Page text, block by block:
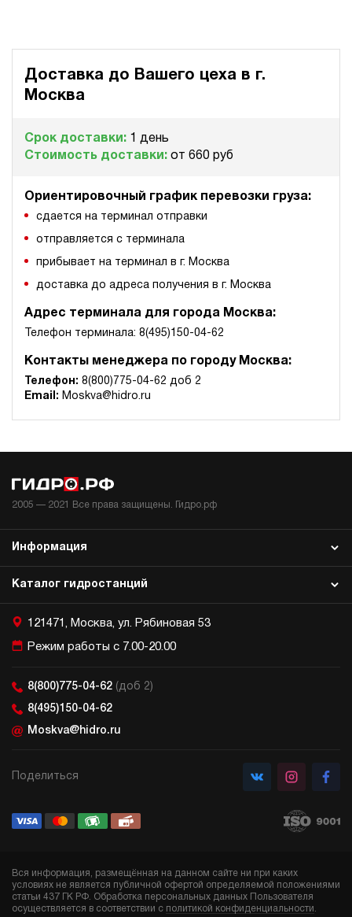
Доставка до Вашего цеха в г.
Москва
Срок доставки: 1 день
Стоимость доставки: от 660 руб
Ориентировочный график перевозки груза:
сдается на терминал отправки
отправляется с терминала
прибывает на терминал в г. Москва
доставка до адреса получения в г. Москва
Адрес терминала для города Москва:
Телефон терминала: 8(495)150-04-62
Контакты менеджера по городу Москва:
Телефон: 8(800)775-04-62 доб 2
Email: Moskva@hidro.ru
2005 — 2021 Все права защищены. Гидро.рф
Каталог гидростанций
Информация
121471, Москва, ул. Рябиновая 53
Режим работы с 7.00-20.00
8(800)775-04-62 (доб 2)
8(495)150-04-62
Moskva@hidro.ru
Поделиться
Вся информация, размещённая на данном сайте ни при каких
условиях не является публичной офертой определяемой положениями
статьи 437 ГК РФ. Обработка персональных данных Пользователя
осуществляется в соответствии с политикой конфиденциальности